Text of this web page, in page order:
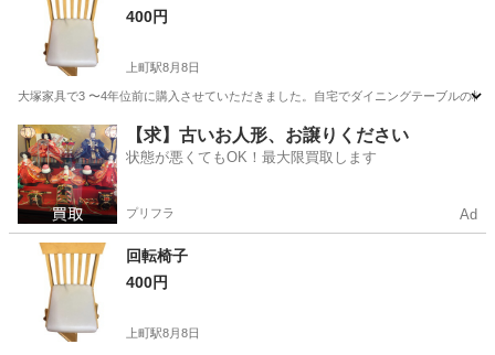
400円
上町駅8月8日
大塚家具で3 〜4年位前に購入させていただきました。自宅でダイニングテーブルの
東京 世田谷区 上町駅 椅子
【求】古いお人形、お譲りください
状態が悪くてもOK！最大限買取します
プリフラ Ad
回転椅子
400円
上町駅8月8日